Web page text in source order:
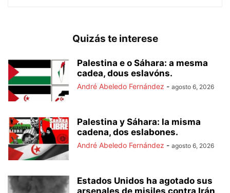
Quizás te interese
Palestina e o Sáhara: a mesma
cadea, dous eslavóns.
André Abeledo Fernández - agosto 6, 2026
Palestina y Sáhara: la misma
cadena, dos eslabones.
André Abeledo Fernández - agosto 6, 2026
Estados Unidos ha agotado sus